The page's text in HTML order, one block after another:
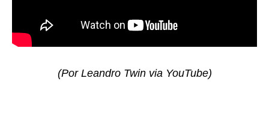
(Por Leandro Twin via YouTube)